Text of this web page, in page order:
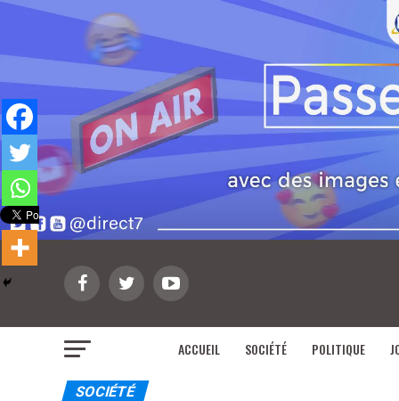
ACCUEIL SOCIÉTÉ POLITIQUE
SOCIÉTÉ